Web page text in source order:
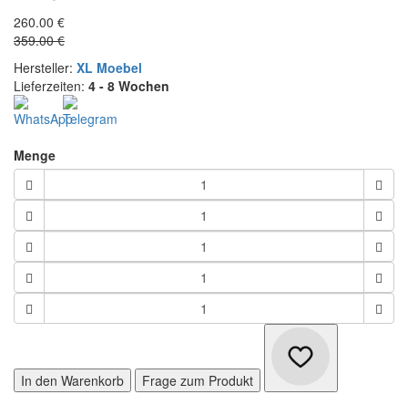
260.00 €
359.00 €
Hersteller: XL Moebel
Lieferzeiten: 4 - 8 Wochen
Menge
In den Warenkorb
Frage zum Produkt